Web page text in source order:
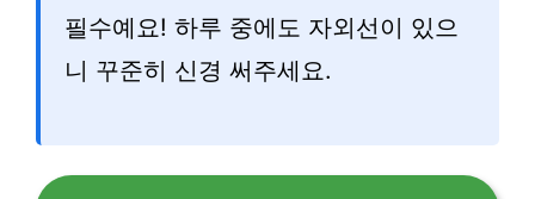
필수예요! 하루 중에도 자외선이 있으
니 꾸준히 신경 써주세요.